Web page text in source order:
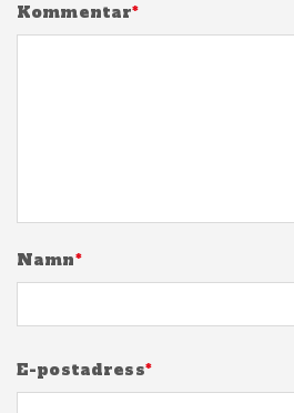
Kommentar*
Namn*
E-postadress*